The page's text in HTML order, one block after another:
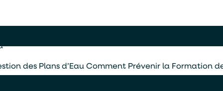
des Plans d’Eau Comment Prévenir la Formation